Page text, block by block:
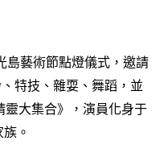
島藝術節點燈儀式，邀請
特技、雜耍、舞蹈，並
大集合》，演員化身于
。